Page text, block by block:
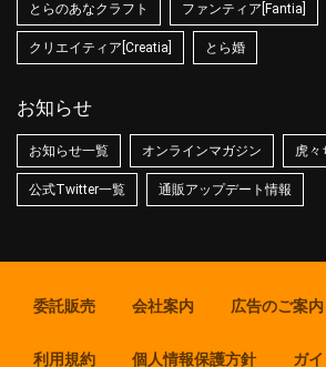
とらのあなクラフト ファンティア[Fantia]
クリエイティア[Creatia] とら婚
お知らせ
お知らせ一覧 オンラインマガジン 虎
公式Twitter一覧 通販アップデート情報
委託販売 会社案内 広告のご案内
利用規約 個人情報保護方針 ガ